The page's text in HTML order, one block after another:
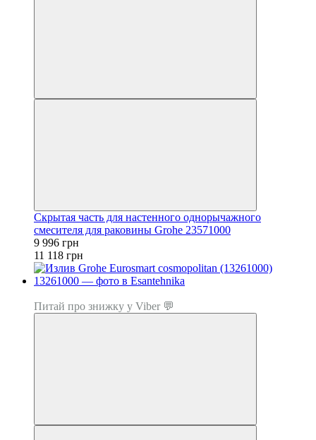
Скрытая часть для настенного однорычажного
смесителя для раковины Grohe 23571000
9 996 грн
11 118 грн
Питай про знижку у Viber 💬